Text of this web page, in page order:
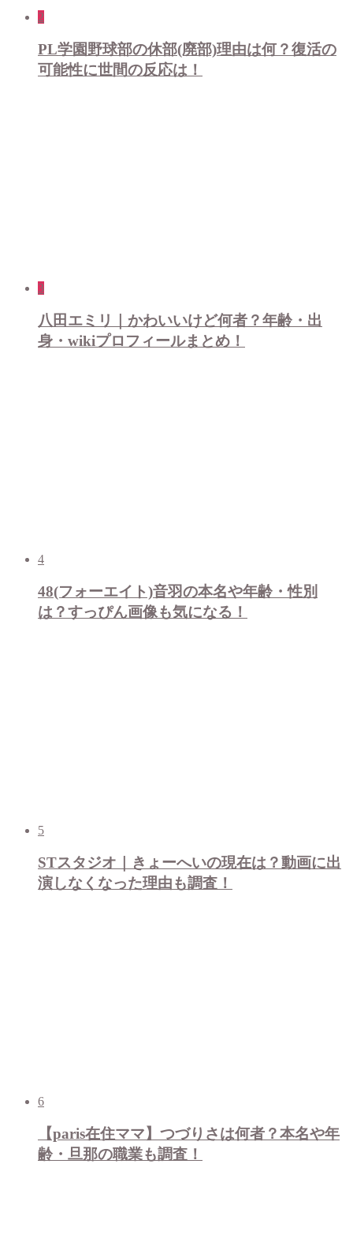
2
PL学園野球部の休部(廃部)理由は何？復活の
可能性に世間の反応は！
3
八田エミリ｜かわいいけど何者？年齢・出
身・wikiプロフィールまとめ！
4
48(フォーエイト)音羽の本名や年齢・性別
は？すっぴん画像も気になる！
5
STスタジオ｜きょーへいの現在は？動画に出
演しなくなった理由も調査！
6
【paris在住ママ】つづりさは何者？本名や年
齢・旦那の職業も調査！